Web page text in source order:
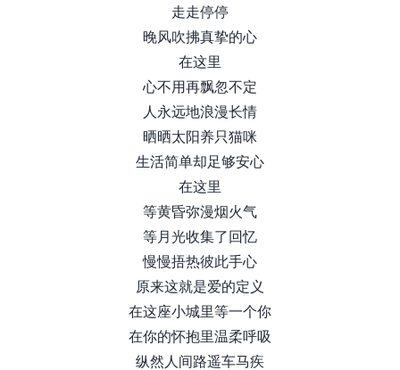
走走停停
晚风吹拂真挚的心
在这里
心不用再飘忽不定
人永远地浪漫长情
晒晒太阳养只猫咪
生活简单却足够安心
在这里
等黄昏弥漫烟火气
等月光收集了回忆
慢慢捂热彼此手心
原来这就是爱的定义
在这座小城里等一个你
在你的怀抱里温柔呼吸
纵然人间路遥车马疾